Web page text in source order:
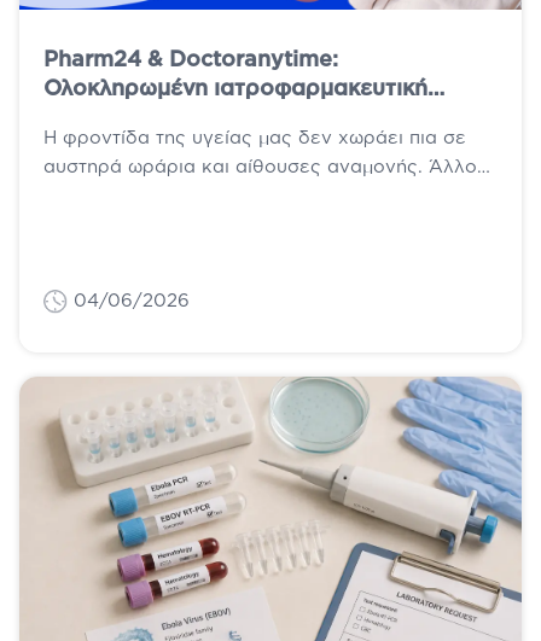
Pharm24 & Doctoranytime:
Ολοκληρωμένη ιατροφαρμακευτική
Η φροντίδα της υγείας μας δεν χωράει πια σε
αυστηρά ωράρια και αίθουσες αναμονής. Άλλοτε
04/06/2026